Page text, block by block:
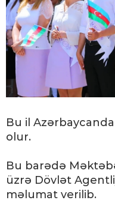
Bu il
olur.
Bu barədə
üzrə Dövlət
məlumat verilib.